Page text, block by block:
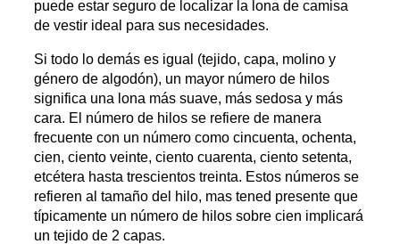
puede estar seguro de localizar la lona de camisa
de vestir ideal para sus necesidades.
Si todo lo demás es igual (tejido, capa, molino y
género de algodón), un mayor número de hilos
significa una lona más suave, más sedosa y más
cara. El número de hilos se refiere de manera
frecuente con un número como cincuenta, ochenta,
cien, ciento veinte, ciento cuarenta, ciento setenta,
etcétera hasta trescientos treinta. Estos números se
refieren al tamaño del hilo, mas tened presente que
típicamente un número de hilos sobre cien implicará
un tejido de 2 capas.